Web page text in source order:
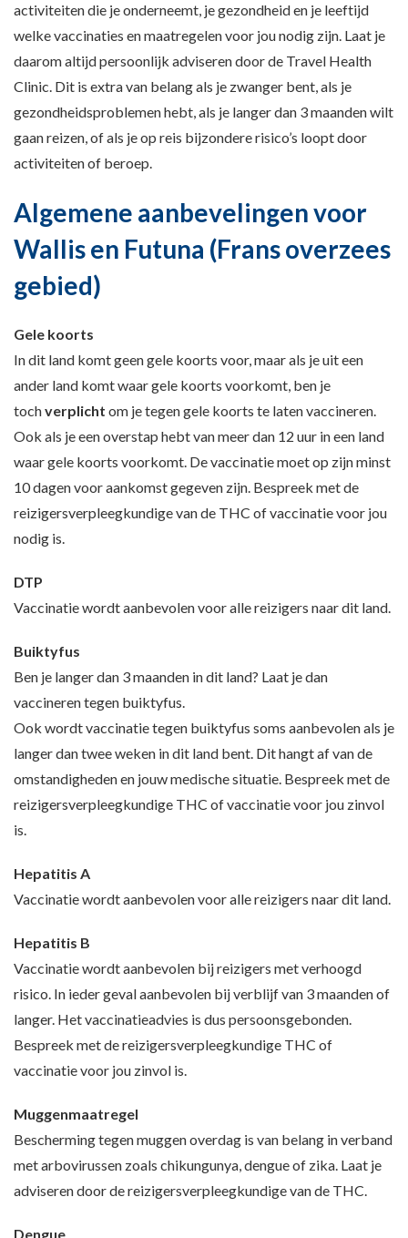
activiteiten die je onderneemt, je gezondheid en je leeftijd
welke vaccinaties en maatregelen voor jou nodig zijn. Laat je
daarom altijd persoonlijk adviseren door de Travel Health
Clinic. Dit is extra van belang als je zwanger bent, als je
gezondheidsproblemen hebt, als je langer dan 3 maanden wilt
gaan reizen, of als je op reis bijzondere risico’s loopt door
activiteiten of beroep.
Algemene aanbevelingen voor
Wallis en Futuna (Frans overzees
gebied)
Gele koorts
In dit land komt geen gele koorts voor, maar als je uit een
ander land komt waar gele koorts voorkomt, ben je
tochverplicht om je tegen gele koorts te laten vaccineren.
Ook als je een overstap hebt van meer dan 12 uur in een land
waar gele koorts voorkomt. De vaccinatie moet op zijn minst
10 dagen voor aankomst gegeven zijn. Bespreek met de
reizigersverpleegkundige van de THC of vaccinatie voor jou
nodig is.
DTP
Vaccinatie wordt aanbevolen voor alle reizigers naar dit land.
Buiktyfus
Ben je langer dan 3 maanden in dit land? Laat je dan
vaccineren tegen buiktyfus.
Ook wordt vaccinatie tegen buiktyfus soms aanbevolen als je
langer dan twee weken in dit land bent. Dit hangt af van de
omstandigheden en jouw medische situatie. Bespreek met de
reizigersverpleegkundige THC of vaccinatie voor jou zinvol
is.
Hepatitis A
Vaccinatie wordt aanbevolen voor alle reizigers naar dit land.
Hepatitis B
Vaccinatie wordt aanbevolen bij reizigers met verhoogd
risico. In ieder geval aanbevolen bij verblijf van 3 maanden of
langer. Het vaccinatieadvies is dus persoonsgebonden.
Bespreek met de reizigersverpleegkundige THC of
vaccinatie voor jou zinvol is.
Muggenmaatregel
Bescherming tegen muggen overdag is van belang in verband
met arbovirussen zoals chikungunya, dengue of zika. Laat je
adviseren door de reizigersverpleegkundige van de THC.
Dengue